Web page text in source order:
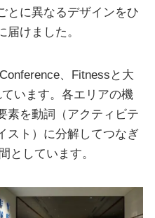
とに異なるデザインをひ
けました。
、Fitnessと大
います。各エリアの機
素を動詞（アクティビテ
スト）に分解してつなぎ
としています。